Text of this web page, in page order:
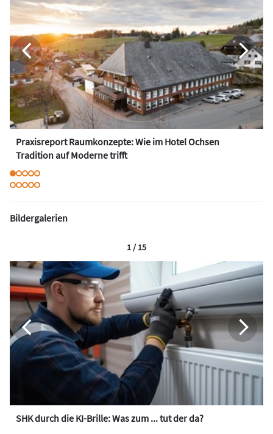
Praxisreport Raumkonzepte: Wie im Hotel Ochsen
Tradition auf Moderne trifft
Bildergalerien
SHK durch die KI-Brille: Was zum ... tut der da?
1 / 15